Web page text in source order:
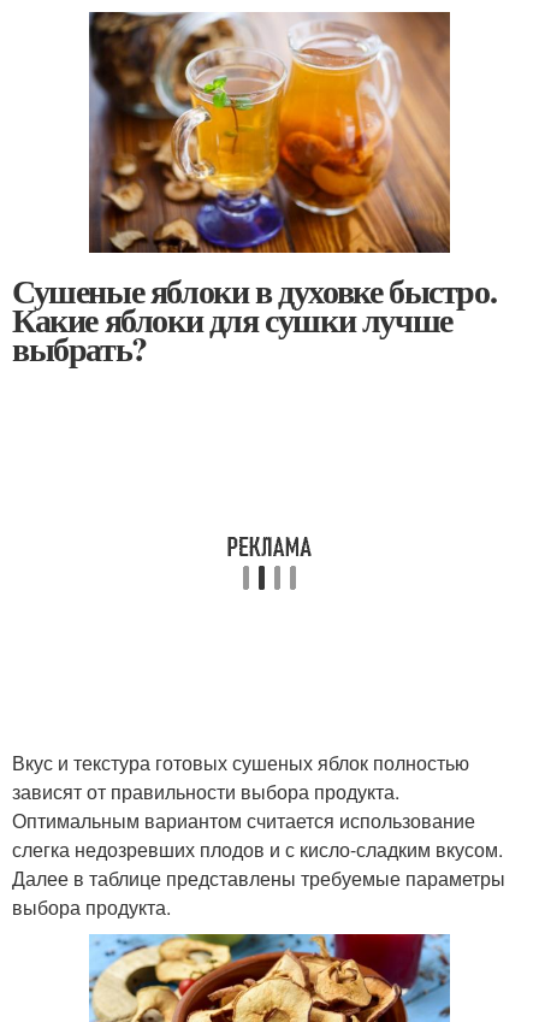
Сушеные яблоки в духовке быстро.
Какие яблоки для сушки лучше
выбрать?
Вкус и текстура готовых сушеных яблок полностью
зависят от правильности выбора продукта.
Оптимальным вариантом считается использование
слегка недозревших плодов и с кисло-сладким вкусом.
Далее в таблице представлены требуемые параметры
выбора продукта.